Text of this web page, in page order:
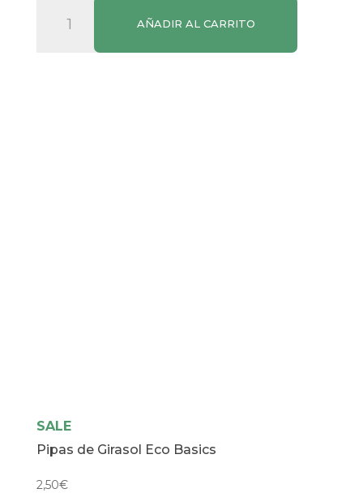
Cereales
AÑADIR AL CARRITO
SALE
Pipas de Girasol Eco Basics
2,50€